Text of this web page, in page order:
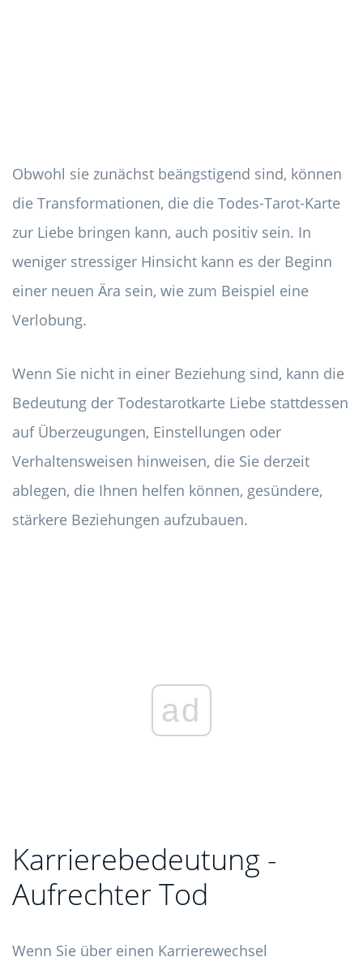
Obwohl sie zunächst beängstigend sind, können
die Transformationen, die die Todes-Tarot-Karte
zur Liebe bringen kann, auch positiv sein. In
weniger stressiger Hinsicht kann es der Beginn
einer neuen Ära sein, wie zum Beispiel eine
Verlobung.
Wenn Sie nicht in einer Beziehung sind, kann die
Bedeutung der Todestarotkarte Liebe stattdessen
auf Überzeugungen, Einstellungen oder
Verhaltensweisen hinweisen, die Sie derzeit
ablegen, die Ihnen helfen können, gesündere,
stärkere Beziehungen aufzubauen.
ad
Karrierebedeutung -
Aufrechter Tod
Wenn Sie über einen Karrierewechsel